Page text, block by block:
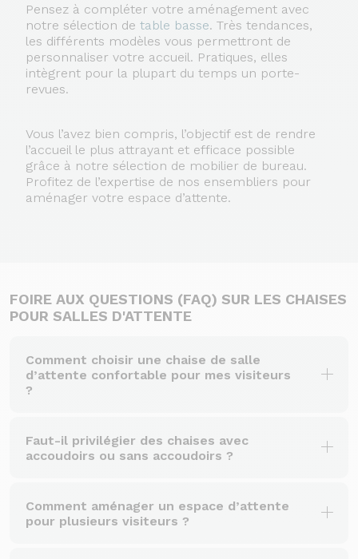
Pensez à compléter votre aménagement avec
notre sélection de table basse. Très tendances,
les différents modèles vous permettront de
personnaliser votre accueil. Pratiques, elles
intègrent pour la plupart du temps un porte-
revues.
Vous l’avez bien compris, l’objectif est de rendre
l’accueil le plus attrayant et efficace possible
grâce à notre sélection de mobilier de bureau.
Profitez de l’expertise de nos ensembliers pour
aménager votre espace d’attente.
FOIRE AUX QUESTIONS (FAQ) SUR LES CHAISES
POUR SALLES D'ATTENTE
Comment choisir une chaise de salle
d’attente confortable pour mes visiteurs
?
Faut-il privilégier des chaises avec
accoudoirs ou sans accoudoirs ?
Comment aménager un espace d’attente
pour plusieurs visiteurs ?